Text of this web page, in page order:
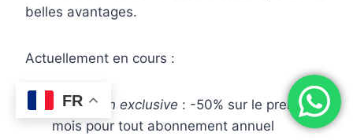
belles avantages.
Actuellement en cours :
Réduction exclusive : -50% sur le premier
mois pour tout abonnement annuel
FR